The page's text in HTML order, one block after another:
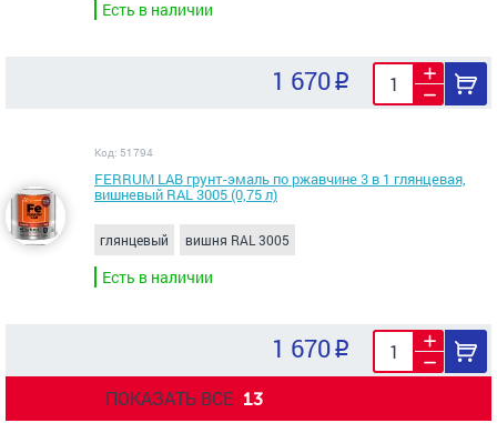
Есть в наличии
1 670
Код: 51794
FERRUM LAB грунт-эмаль по ржавчине 3 в 1 глянцевая,
вишневый RAL 3005 (0,75 л)
глянцевый вишня RAL 3005
Есть в наличии
1 670
ПОКАЗАТЬ ВСЕ 13